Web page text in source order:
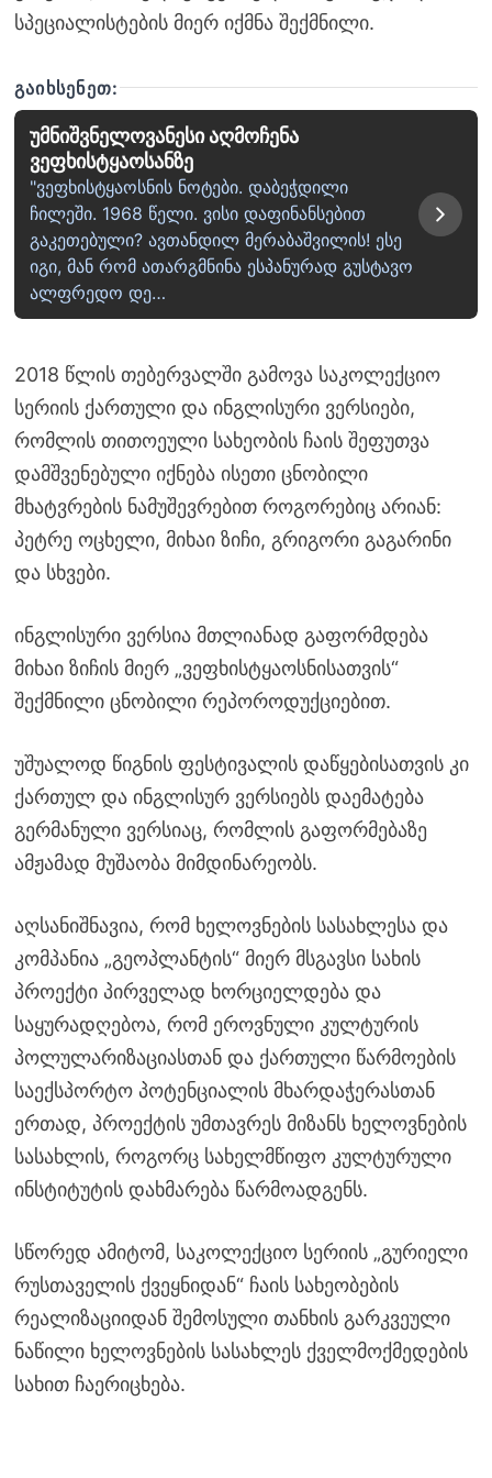
სპეციალისტების მიერ იქმნა შექმნილი.
ᲒᲐᲘᲮᲡᲔᲜᲔᲗ:
უმნიშვნელოვანესი აღმოჩენა
ვეფხისტყაოსანზე
"ვეფხისტყაოსნის ნოტები. დაბეჭდილი
ჩილეში. 1968 წელი. ვისი დაფინანსებით
გაკეთებული? ავთანდილ მერაბაშვილის! ესე
იგი, მან რომ ათარგმნინა ესპანურად გუსტავო
ალფრედო დე…
2018 წლის თებერვალში გამოვა საკოლექციო
სერიის ქართული და ინგლისური ვერსიები,
რომლის თითოეული სახეობის ჩაის შეფუთვა
დამშვენებული იქნება ისეთი ცნობილი
მხატვრების ნამუშევრებით როგორებიც არიან:
პეტრე ოცხელი, მიხაი ზიჩი, გრიგორი გაგარინი
და სხვები.
ინგლისური ვერსია მთლიანად გაფორმდება
მიხაი ზიჩის მიერ „ვეფხისტყაოსნისათვის“
შექმნილი ცნობილი რეპოროდუქციებით.
უშუალოდ წიგნის ფესტივალის დაწყებისათვის კი
ქართულ და ინგლისურ ვერსიებს დაემატება
გერმანული ვერსიაც, რომლის გაფორმებაზე
ამჟამად მუშაობა მიმდინარეობს.
აღსანიშნავია, რომ ხელოვნების სასახლესა და
კომპანია „გეოპლანტის“ მიერ მსგავსი სახის
პროექტი პირველად ხორციელდება და
საყურადღებოა, რომ ეროვნული კულტურის
პოლულარიზაციასთან და ქართული წარმოების
საექსპორტო პოტენციალის მხარდაჭერასთან
ერთად, პროექტის უმთავრეს მიზანს ხელოვნების
სასახლის, როგორც სახელმწიფო კულტურული
ინსტიტუტის დახმარება წარმოადგენს.
სწორედ ამიტომ, საკოლექციო სერიის „გურიელი
რუსთაველის ქვეყნიდან“ ჩაის სახეობების
რეალიზაციიდან შემოსული თანხის გარკვეული
ნაწილი ხელოვნების სასახლეს ქველმოქმედების
სახით ჩაერიცხება.